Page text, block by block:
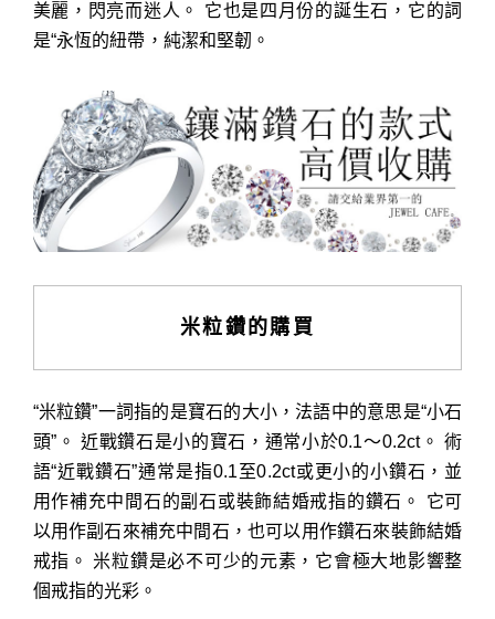
美麗，閃亮而迷人。 它也是四月份的誕生石，它的詞
是“永恆的紐帶，純潔和堅韌。
米粒鑽的購買
“米粒鑽”一詞指的是寶石的大小，法語中的意思是“小石
頭”。 近戰鑽石是小的寶石，通常小於0.1〜0.2ct。 術
語“近戰鑽石”通常是指0.1至0.2ct或更小的小鑽石，並
用作補充中間石的副石或裝飾結婚戒指的鑽石。 它可
以用作副石來補充中間石，也可以用作鑽石來裝飾結婚
戒指。 米粒鑽是必不可少的元素，它會極大地影響整
個戒指的光彩。